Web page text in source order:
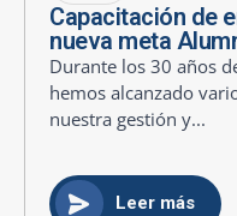
Capacitación de
nueva meta
Durante los 30 años
hemos alcanzado
nuestra gestión y...
Leer más